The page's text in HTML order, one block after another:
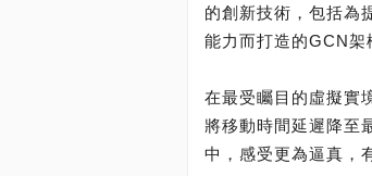
的創新技術，包括為
能力而打造的GCN架
在最受矚目的虛擬實
將移動時間延遲降至
中，感受更為逼真，